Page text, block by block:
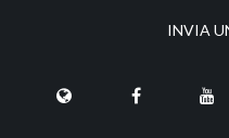
INVIA